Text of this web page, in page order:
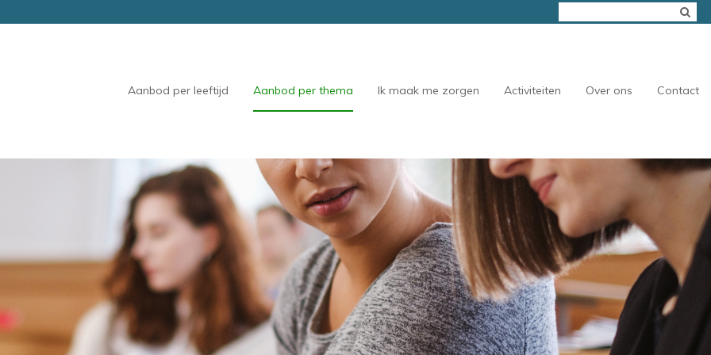
Aanbod per leeftijd Aanbod per thema Ik maak me zorgen Activiteiten Over ons Contact